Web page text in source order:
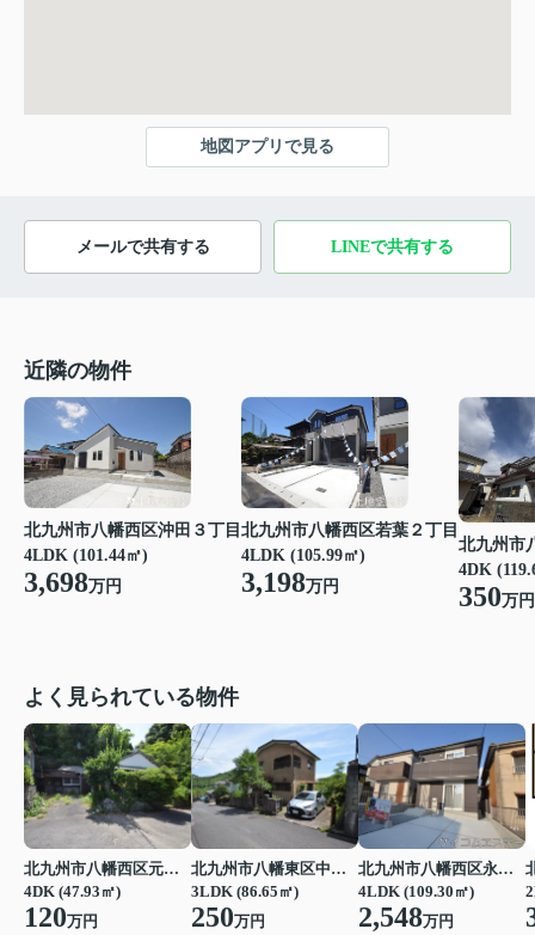
地図アプリで見る
メールで共有する LINEで共有する
近隣の物件
北九州市八幡西区沖田３丁目
4LDK (101.44㎡)
3,698万円
北九州市八幡西区若葉２丁目
4LDK (105.99㎡)
3,198万円
北九州市
4DK
350万円
よく見られている物件
北九州市八幡西区元城町
4DK (47.93㎡)
120万円
北九州市八幡東区中尾３丁目
3LDK (86.65㎡)
250万円
北九州市八幡西区永犬丸南町３丁目
4LDK (109.30㎡)
2,548万円